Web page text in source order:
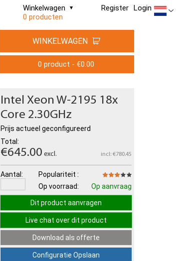
Register Login
Winkelwagen
0 producten
WINKELWAGEN
0 product - €0.00
Intel Xeon W-2195 18x
Core 2.30GHz
Prijs actueel geconfigureerd
Total:
€645.00 excl. incl: €780.45
Aantal:
Populariteit :
Op voorraad:
Op aanvraag
Dit product aanvragen
Live chat over dit product
Download als offerte
Configuratie Opslaan